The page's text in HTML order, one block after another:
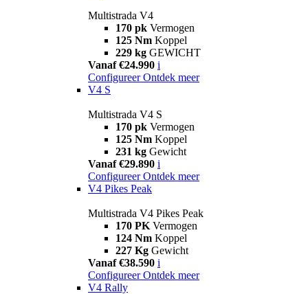
Multistrada V4
170 pk Vermogen
125 Nm Koppel
229 kg GEWICHT
Vanaf €24.990 i
Configureer Ontdek meer
V4 S
Multistrada V4 S
170 pk Vermogen
125 Nm Koppel
231 kg Gewicht
Vanaf €29.890 i
Configureer Ontdek meer
V4 Pikes Peak
Multistrada V4 Pikes Peak
170 PK Vermogen
124 Nm Koppel
227 Kg Gewicht
Vanaf €38.590 i
Configureer Ontdek meer
V4 Rally